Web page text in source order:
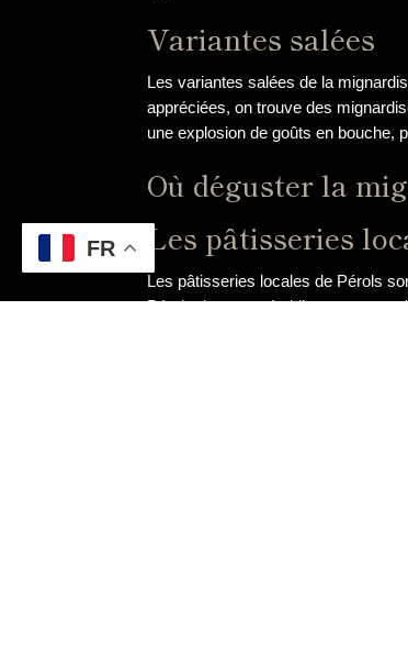
Variantes salées
Les variantes salées de la
appréciées, on trouve des
une explosion de goûts en bouche,
Où déguster la
Les pâtisseries
Les pâtisseries locales de Pérols
Pérols dans ces établissements
FR